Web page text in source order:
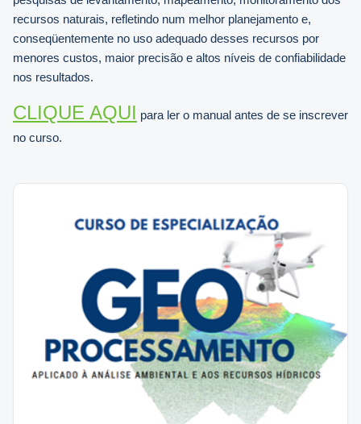
recursos naturais, refletindo num melhor planejamento e,
conseqüentemente no uso adequado desses recursos por
menores custos, maior precisão e altos níveis de confiabilidade
nos resultados.
CLIQUE AQUI para ler o manual antes de se inscrever
no curso.